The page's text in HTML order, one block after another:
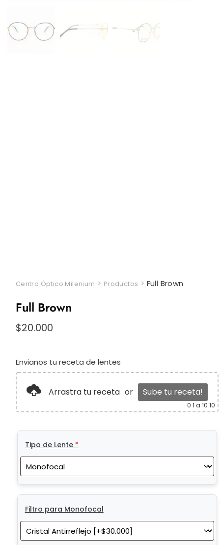
Centro Óptico Milenium > Productos > Full Brown
Full Brown
$20.000
Envianos tu receta de lentes
Arrastra tu receta or Sube tu receta!
0 1 a 10 10
Tipo de Lente*
Filtro para Monofocal